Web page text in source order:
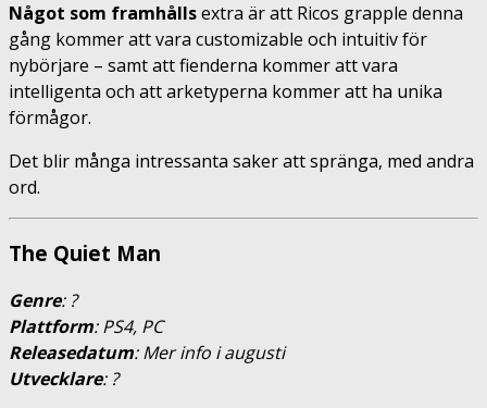
Något som framhållsextra är att Ricos grapple denna
gång kommer att vara customizable och intuitiv för
nybörjare – samt att fienderna kommer att vara
intelligenta och att arketyperna kommer att ha unika
förmågor.
Det blir många intressanta saker att spränga, med andra
ord.
The Quiet Man
Genre: ?
Plattform: PS4, PC
Releasedatum: Mer info i augusti
Utvecklare: ?